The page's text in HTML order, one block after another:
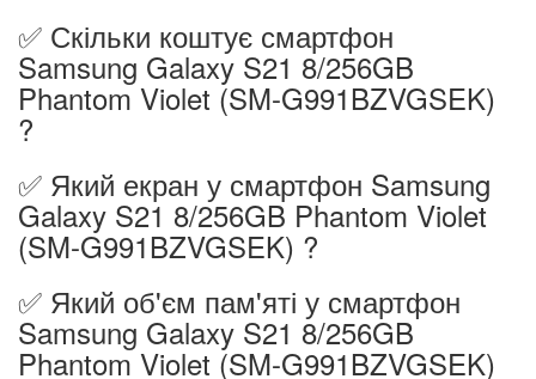
✅ Скільки коштує смартфон
Samsung Galaxy S21 8/256GB
Phantom Violet (SM-G991BZVGSEK)
?
✅ Який екран у смартфон Samsung
Galaxy S21 8/256GB Phantom Violet
(SM-G991BZVGSEK) ?
✅ Який об'єм пам'яті у смартфон
Samsung Galaxy S21 8/256GB
Phantom Violet (SM-G991BZVGSEK)